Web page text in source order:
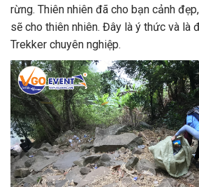
rừng. Thiên nhiên đã cho bạn cảnh
sẽ cho thiên nhiên. Đây là ý thức và là
Trekker chuyên nghiệp.